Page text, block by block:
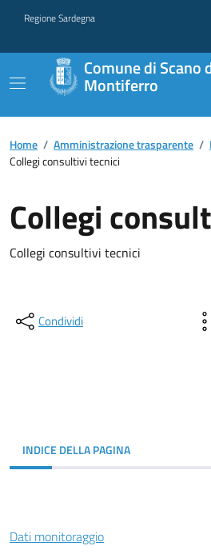
Regione Sardegna
Comune di Scano
Montiferro
Home / Amministrazione trasparente /
Collegi consultivi tecnici
Collegi
Collegi consultivi tecnici
Condividi
INDICE DELLA PAGINA
Dati monitoraggio